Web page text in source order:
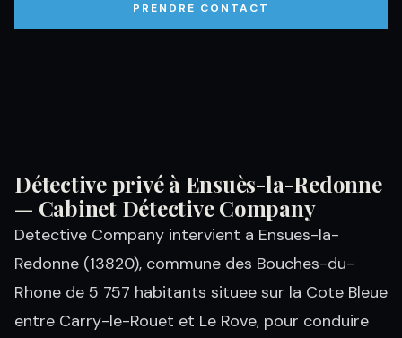
PRENDRE CONTACT
Détective privé à Ensuès-la-Redonne
— Cabinet Détective Company
Detective Company intervient a Ensues-la-
Redonne (13820), commune des Bouches-du-
Rhone de 5 757 habitants situee sur la Cote Bleue
entre Carry-le-Rouet et Le Rove, pour conduire